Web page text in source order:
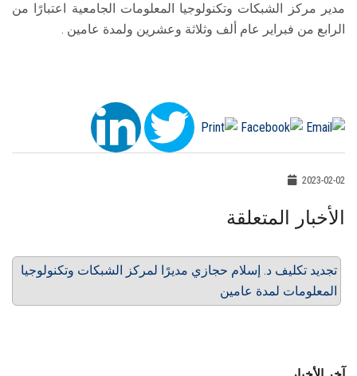
مدير مركز الشبكات وتكنولوجيا المعلومات الجامعية اعتبارًا من
الرابع من فبراير عام ألف وثلاثة وعشرين ولمدة عامين .
2023-02-02
الأخبار المتعلقة
تجديد تكليف د. إسلام حجازي مديرًا لمركز الشبكات وتكنولوجيا
المعلومات لمدة عامين